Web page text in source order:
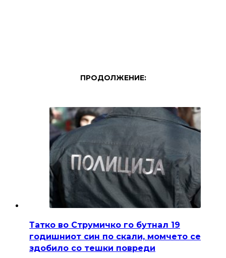
ПРОДОЛЖЕНИЕ:
Татко во Струмичко го бутнал 19
годишниот син по скали, момчето се
здобило со тешки повреди